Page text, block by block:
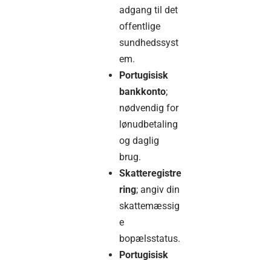
adgang til det
offentlige
sundhedssyst
em.
Portugisisk
bankkonto;
nødvendig for
lønudbetaling
og daglig
brug.
Skatteregistre
ring; angiv din
skattemæssig
e
bopælsstatus.
Portugisisk